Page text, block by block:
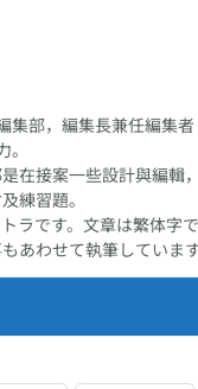
集部，編集長兼任編集
在接案一些設計與編
練習題。
ラです。文章は繁体字
あわせて執筆しています